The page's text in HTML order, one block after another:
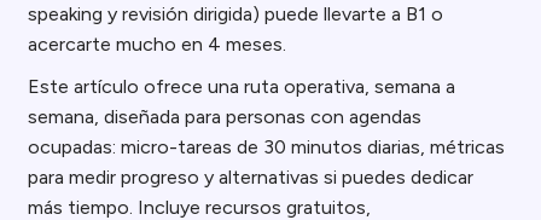
speaking y revisión dirigida) puede llevarte a B1 o
acercarte mucho en 4 meses.
Este artículo ofrece una ruta operativa, semana a
semana, diseñada para personas con agendas
ocupadas: micro-tareas de 30 minutos diarias, métricas
para medir progreso y alternativas si puedes dedicar
más tiempo. Incluye recursos gratuitos,